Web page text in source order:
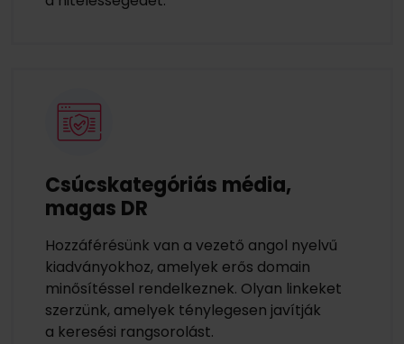
Csúcskategóriás média,
magas DR
Hozzáférésünk van a vezető angol nyelvű
kiadványokhoz, amelyek erős domain
minősítéssel rendelkeznek. Olyan linkeket
szerzünk, amelyek ténylegesen javítják
a keresési rangsorolást.